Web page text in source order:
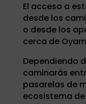
El acceso a
desde los
o desde los
cerca de
Dependiendo
caminarás
pasarelas de
ecosistema